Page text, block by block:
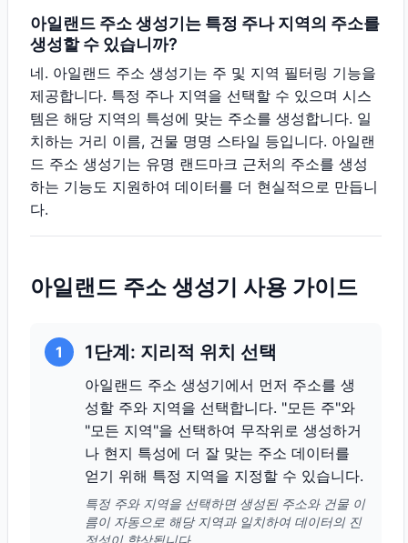
아일랜드 주소 생성기는 특정 주나 지역의 주소를
생성할 수 있습니까?
네. 아일랜드 주소 생성기는 주 및 지역 필터링 기능을
제공합니다. 특정 주나 지역을 선택할 수 있으며 시스
템은 해당 지역의 특성에 맞는 주소를 생성합니다. 일
치하는 거리 이름, 건물 명명 스타일 등입니다. 아일랜
드 주소 생성기는 유명 랜드마크 근처의 주소를 생성
하는 기능도 지원하여 데이터를 더 현실적으로 만듭니
다.
아일랜드 주소 생성기 사용 가이드
1 1단계: 지리적 위치 선택
아일랜드 주소 생성기에서 먼저 주소를 생
성할 주와 지역을 선택합니다. "모든 주"와
"모든 지역"을 선택하여 무작위로 생성하거
나 현지 특성에 더 잘 맞는 주소 데이터를
얻기 위해 특정 지역을 지정할 수 있습니다.
특정 주와 지역을 선택하면 생성된 주소와 건물 이
름이 자동으로 해당 지역과 일치하여 데이터의 진
정성이 향상됩니다.